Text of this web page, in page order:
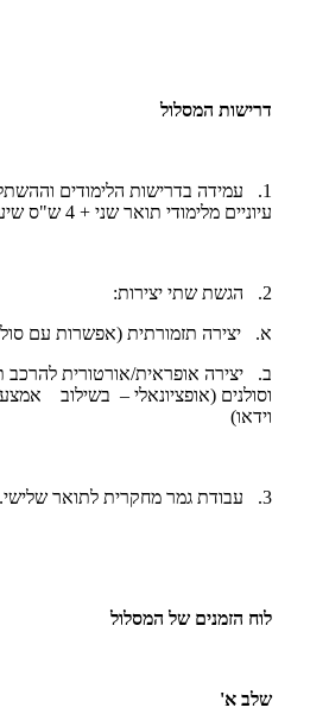
דרישות המסלול
עיוניים מלימודי תואר שני + 4 ש"ס שיעור אישי.
2. הגשת שתי יצירות:
א. יצירה תזמורתית (אפשרות עם
ב. יצירה אופראית/אורטורית
וסולנים (אופציונאלי – בשילוב
וידאו)
3. עבודת גמר מחקרית לתואר שלישי.
לוח הזמנים של המסלול
שלב א'